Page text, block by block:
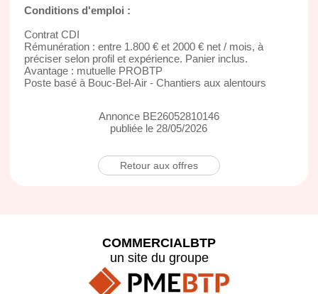
Conditions d'emploi :
Contrat CDI
Rémunération : entre 1.800 € et 2000 € net / mois, à
préciser selon profil et expérience. Panier inclus.
Avantage : mutuelle PROBTP
Poste basé à Bouc-Bel-Air - Chantiers aux alentours
Annonce BE26052810146
publiée le 28/05/2026
Retour aux offres
COMMERCIALBTP
un site du groupe